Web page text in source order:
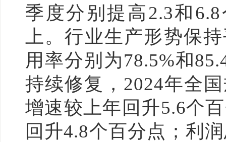
季度分别提高2.3和
上。行业生产形势保
用率分别为78.5%和
持续修复，2024年全
增速较上年回升5.6个
回升4.8个百分点；利